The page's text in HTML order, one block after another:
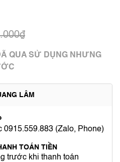
QUA SỬ DỤNG NHƯNG
LÂM
0915.559.883 (Zalo, Phone)
TOÁN TIỀN
trước khi thanh toán